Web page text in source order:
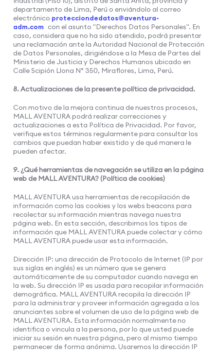
departamento de Lima, Perú o enviándolo al correo
electrónico protecciondedatos@aventura-
adm.com con el asunto "Derechos Datos Personales". En
caso, considera que no ha sido atendido, podrá presentar
una reclamación ante la Autoridad Nacional de Protección
de Datos Personales, dirigiéndose a la Mesa de Partes del
Ministerio de Justicia y Derechos Humanos ubicado en
Calle Scipión Llona N° 350, Miraflores, Lima, Perú.
8. Actualizaciones de la presente política de privacidad.
Con motivo de la mejora continua de nuestros procesos,
MALL AVENTURA podrá realizar correcciones y
actualizaciones a esta Política de Privacidad. Por favor,
verifique estos términos regularmente para consultar los
cambios que puedan haber existido y de qué manera le
pueden afectar.
9. ¿Qué herramientas de navegación se utiliza en la página
web de MALL AVENTURA? (Política de cookies)
MALL AVENTURA usa herramientas de recopilación de
información como las cookies y los webs beacons para
recolectar su información mientras navega nuestra
página web. En esta sección, describimos los tipos de
información que MALL AVENTURA puede colectar y cómo
MALL AVENTURA puede usar esta información.
Dirección IP: una dirección de Protocolo de Internet (IP por
sus siglas en inglés) es un número que se genera
automáticamente de su computador cuando navega en
la web. Su dirección IP es usada para recopilar información
demográfica. MALL AVENTURA recopila la dirección IP
para la administrar y proveer información agregada a los
anunciantes sobre el volumen de uso de la página web de
MALL AVENTURA. Esta información normalmente no
identifica o vincula a la persona, por lo que usted puede
iniciar su sesión en nuestra página, pero al mismo tiempo
permanecer de forma anónima. Usaremos la dirección IP